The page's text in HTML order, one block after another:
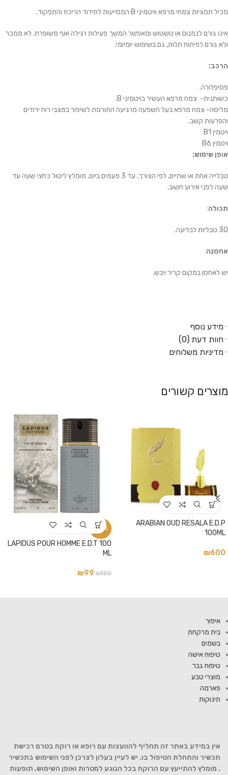
מכיל תמציות צמחי מרפא וויטמיני B המסייעות לחידוד הריכוז והתפקוד.
אינו גורם לנמנום או טשטוש ומאפשר המשך פעילות רגילה ואף משופרת. לא ממכר
ולא גורם לפיתוח תלות, גם בשימוש יומיומי.
הרכב:
פסיפלורה.
כשותנית- צמח מרפא העשיר בויטמיני B.
מליסה- צמח מרפא בעל השפעה מרגיעה התורמת לשיפור במצבי רוח ירודים
והפרעות קשב.
ויטמין B1
ויטמין B6
אופן שימוש:
טבלייה אחת או שתיים, לפי הצורך, עד 3 פעמים ביום. מומלץ ליטול כחצי שעה עד
שעה לפני אירוע חשוב.
תכולה:
30 טבליות לבליעה.
אחסנה:
יש לאחסן במקום קריר ויבש.
מידע נוסף
חוות דעת (0)
מדיניות משלוחים
מוצרים קשורים
ARABIAN OUD RESALA E.D.P
100ML
₪600
-34%
LAPIDUS POUR HOMME E.D.T 100
ML
₪150
₪99
איפור
בית מרקחת
בשמים
טיפוח אישה
טיפוח גבר
מוצרי טבע
פארמה
תינוקות
אין במידע באתר זה תחליף להוועצות עם רופא או רוקח בטרם רכישת
תכשיר והתחלת הטיפול בו. יש לעיין בעלון לצרכן לפני השימוש בתכשיר
. מומלץ להתייעץ עם הרוקח בכל הנוגע למטרות ואופן השימוש, תופעות